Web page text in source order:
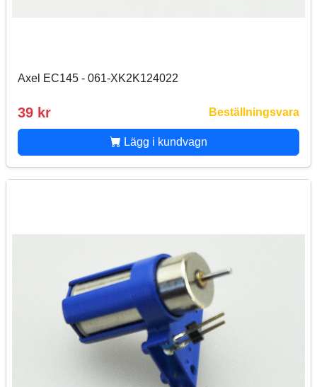
Axel EC145 - 061-XK2K124022
39 kr Beställningsvara
Lägg i kundvagn